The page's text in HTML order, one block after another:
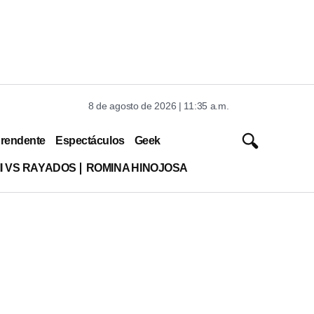
8 de agosto de 2026 | 11:35 a.m.
Espectáculos Geek
VS RAYADOS ROMINA HINOJOSA